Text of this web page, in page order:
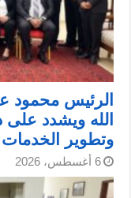
الرئيس محمود
الله ويشدد
وتطوير الخدمات
6 أغسطس، 2026